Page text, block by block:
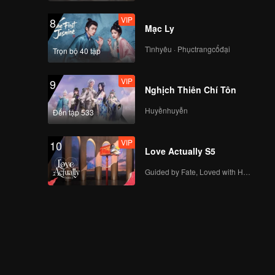
8
Trọn bộ 40 tập
VIP
Mạc Ly
Tìnhyêu · Phụctrangcổđại
9
Đến tập 533
VIP
Nghịch Thiên Chí Tôn
Huyềnhuyễn
10 VIP
Love Actually S5